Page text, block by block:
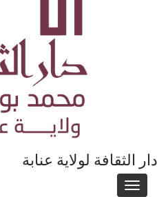
دار الثقافة لولاية عنابة
Toggle